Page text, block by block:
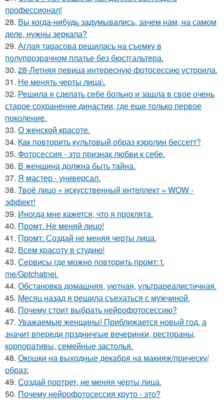
профессионал!
28. Вы когда-нибудь задумывались, зачем нам, на самом
деле, нужны зеркала?
29. Аглая тарасова решилась на съемку в
полупрозрачном платье без бюстгальтера.
30. 28-Летняя певица интересную фотосессию устроила.
31. Не менять черты лица\.
32. Решила я сделать себе больно и зашла в свое очень
старое сохранение династии, где еще только первое
поколение.
33. О женской красоте.
34. Как повторить культовый образ кэролин бессетт?
35. Фотосессия - это признак любви к себе.
36. В женщина должна быть тайна.
37. Я мастер - универсал.
38. Твоё лицо + искусственный интеллект = WOW -
эффект!
39. Иногда мне кажется, что я проклята.
40. Промт. Не меняй лицо!
41. Промт: Создай не меняя черты лица.
42. Всем красоту в студию!
43. Сервисы где можно повторить промт: t.
me/Gptchatnei.
44. Обстановка домашняя, уютная, ультрареалистичная.
45. Месяц назад я решила съехаться с мужчиной.
46. Почему стоит выбрать нейрофотосессию?
47. Уважаемые женщины! Приближается новый год, а
значит впереди прздничгые вечеринки, рестораны,
корпоративы, семейные застолья.
48. Окошки на выходные декабря на макияж/прическу/
образ:
49. Создай портрет, не меняя черты лица.
50. Почему нейрофотосессия круто - это?